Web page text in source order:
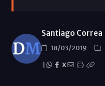
Santiago Correa
18/03/2019
X